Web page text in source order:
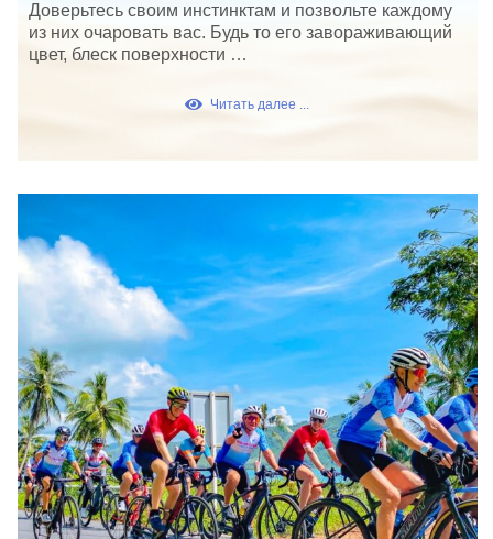
Доверьтесь своим инстинктам и позвольте каждому
из них очаровать вас. Будь то его завораживающий
цвет, блеск поверхности …
Читать далее ...